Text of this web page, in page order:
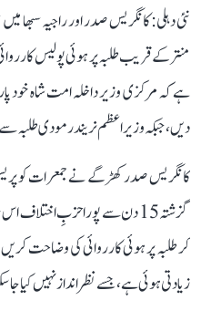
نئی دہلی: کانگریس صدر اور راجیہ سبھا
منتر کے قریب طلبہ پر ہوئی پولیس
ہے کہ مرکزی وزیر داخلہ امت شاہ خود
دیں، جبکہ وزیر اعظم نریندر مودی طلبہ
کانگریس صدر کھڑگے نے جمعرات کو
گزشتہ 15 دن سے پورا حزبِ
کر طلبہ پر ہوئی کارروائی کی وضاحت
زیادتی ہوئی ہے، جسے نظر انداز نہیں کیا جا